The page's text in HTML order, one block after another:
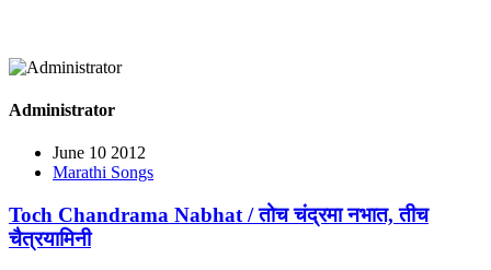
Administrator
June 10 2012
Marathi Songs
Toch Chandrama Nabhat / तोच चंद्रमा नभात, तीच
चैत्रयामिनी